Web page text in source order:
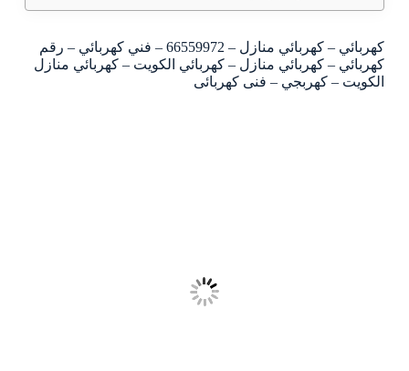
كهربائي – كهربائي منازل – 66559972 – فني كهربائي – رقم
كهربائي – كهربائي منازل – كهربائي الكويت – كهربائي منازل
الكويت – كهربجي – فنى كهربائى